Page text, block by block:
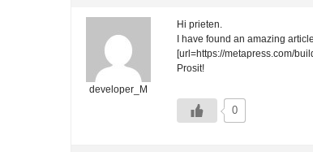
developer_M
Hi prieten.
I have found an amazing
[url=https://metapress.com/
Prosit!
0